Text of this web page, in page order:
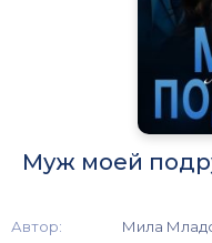
Муж моей
Автор:
Мила